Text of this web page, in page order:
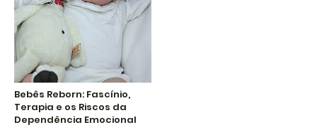
Bebês Reborn: Fascínio,
Terapia e os Riscos da
Dependência Emocional